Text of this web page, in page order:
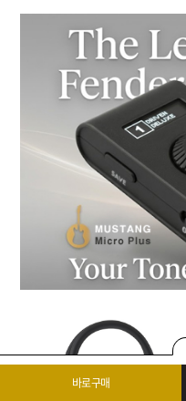
바로구매